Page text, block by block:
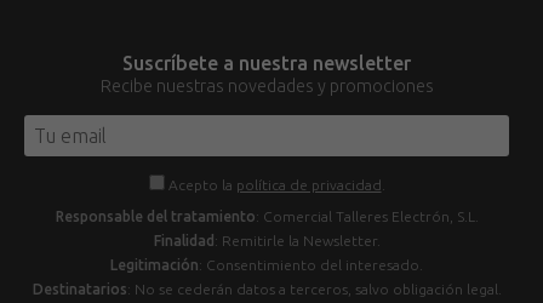
Suscríbete a nuestra newsletter
Recibe nuestras novedades y promociones
Acepto la política de privacidad
Responsable del tratamiento: Comercial Talleres Electrón, S.L.
Finalidad : Remitirle la Newsletter.
Legitimación: Consentimiento del interesado.
Destinatarios: No se cederán datos a terceros, salvo obligación legal.